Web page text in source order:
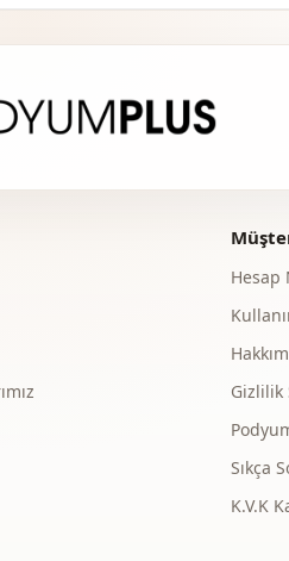
Hesap
Gizlilik
Sıkça
K.V.K